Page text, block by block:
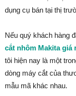
dụng cụ bán tại thị
Nếu quý khách hàng
cắt nhôm Makita giá
tôi hiện nay là một
dòng máy cắt của
mẫu mã khác nhau.